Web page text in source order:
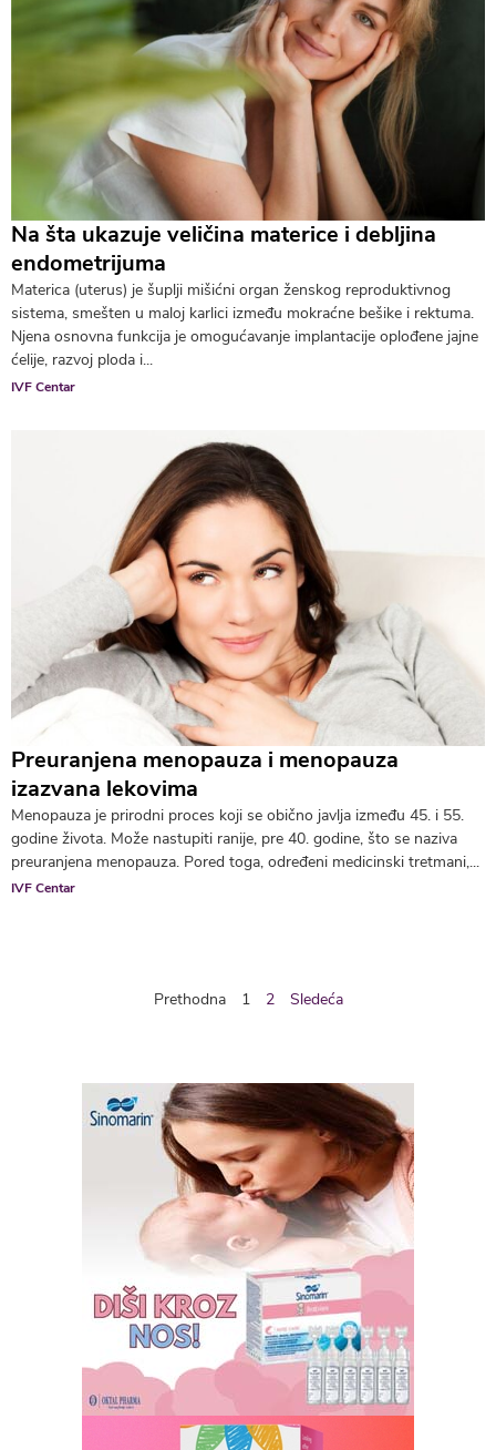
Na šta ukazuje veličina materice i debljina
endometrijuma
Materica (uterus) je šuplji mišićni organ ženskog reproduktivnog
sistema, smešten u maloj karlici između mokraćne bešike i rektuma.
Njena osnovna funkcija je omogućavanje implantacije oplođene jajne
ćelije, razvoj ploda i...
IVF Centar
Preuranjena menopauza i menopauza
izazvana lekovima
Menopauza je prirodni proces koji se obično javlja između 45. i 55.
godine života. Može nastupiti ranije, pre 40. godine, što se naziva
preuranjena menopauza. Pored toga, određeni medicinski tretmani,...
IVF Centar
Prethodna 1 2 Sledeća